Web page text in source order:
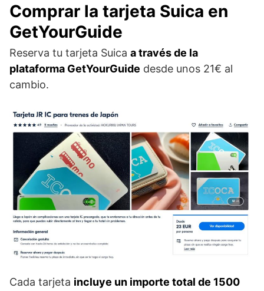
Comprar la tarjeta Suica en
GetYourGuide
Reserva tu tarjeta Suica a través de la
plataforma GetYourGuide desde unos 21€ al
cambio.
Cada tarjeta incluye un importe total de 1500